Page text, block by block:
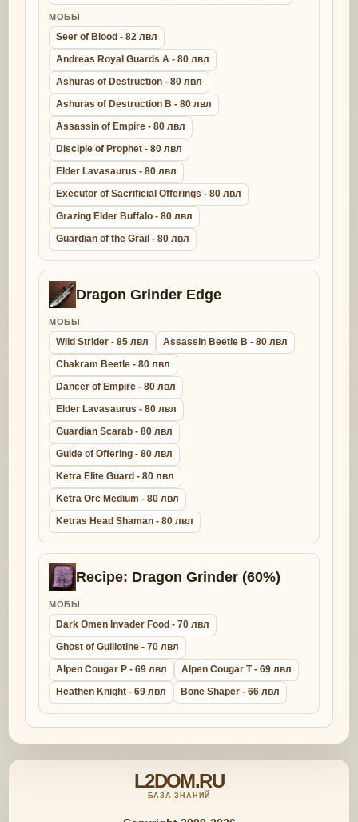
МОБЫ
Seer of Blood - 82 лвл
Andreas Royal Guards A - 80 лвл
Ashuras of Destruction - 80 лвл
Ashuras of Destruction B - 80 лвл
Assassin of Empire - 80 лвл
Disciple of Prophet - 80 лвл
Elder Lavasaurus - 80 лвл
Executor of Sacrificial Offerings - 80 лвл
Grazing Elder Buffalo - 80 лвл
Guardian of the Grail - 80 лвл
Dragon Grinder Edge
МОБЫ
Wild Strider - 85 лвл
Assassin Beetle B - 80 лвл
Chakram Beetle - 80 лвл
Dancer of Empire - 80 лвл
Elder Lavasaurus - 80 лвл
Guardian Scarab - 80 лвл
Guide of Offering - 80 лвл
Ketra Elite Guard - 80 лвл
Ketra Orc Medium - 80 лвл
Ketras Head Shaman - 80 лвл
Recipe: Dragon Grinder (60%)
МОБЫ
Dark Omen Invader Food - 70 лвл
Ghost of Guillotine - 70 лвл
Alpen Cougar P - 69 лвл
Alpen Cougar T - 69 лвл
Heathen Knight - 69 лвл
Bone Shaper - 66 лвл
L2DOM.RU
БАЗА ЗНАНИЙ